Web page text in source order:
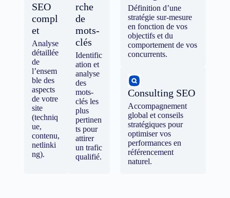
SEO
compl
et
Analyse
détaillée
de
l’ensem
ble des
aspects
de votre
site
(techniq
ue,
contenu,
netlinki
ng).
rche
de
mots-
clés
Identific
ation et
analyse
des
mots-
clés les
plus
pertinen
ts pour
attirer
un trafic
qualifié.
Définition d’une
stratégie sur-mesure
en fonction de vos
objectifs et du
comportement de vos
concurrents.
Consulting SEO
Accompagnement
global et conseils
stratégiques pour
optimiser vos
performances en
référencement
naturel.